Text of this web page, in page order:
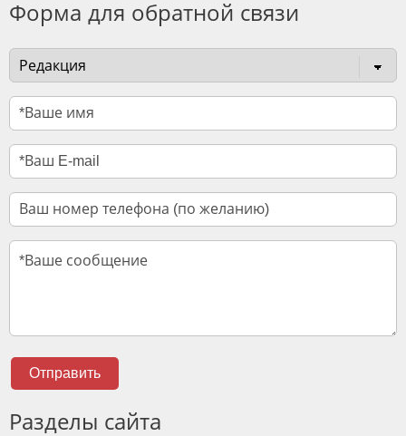
Форма для обратной связи
Отправить
Разделы сайта